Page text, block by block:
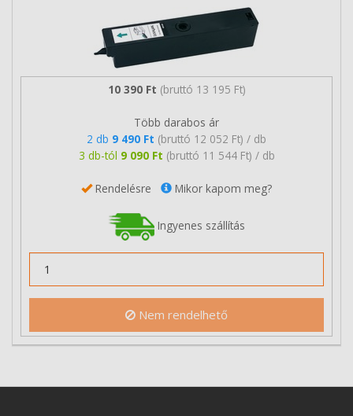
10 390 Ft (bruttó 13 195 Ft)
Több darabos ár
2 db 9 490 Ft (bruttó 12 052 Ft) / db
3 db-tól 9 090 Ft (bruttó 11 544 Ft) / db
Rendelésre Mikor kapom meg?
Ingyenes szállítás
Nem rendelhető